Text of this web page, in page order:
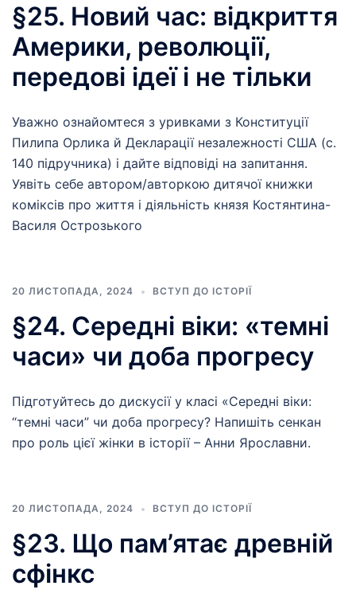
§25. Новий час: відкриття
Америки, революції,
передові ідеї і не тільки
Уважно ознайомтеся з уривками з Конституції
Пилипа Орлика й Декларації незалежності США (с.
140 підручника) і дайте відповіді на запитання.
Уявіть себе автором/авторкою дитячої книжки
коміксів про життя і діяльність князя Костянтина-
Василя Острозького
20 ЛИСТОПАДА, 2024 ВСТУП ДО ІСТОРІЇ
§24. Середні віки: «темні
часи» чи доба прогресу
Підготуйтесь до дискусії у класі «Середні віки:
“темні часи” чи доба прогресу? Напишіть сенкан
про роль цієї жінки в історії – Анни Ярославни.
20 ЛИСТОПАДА, 2024 ВСТУП ДО ІСТОРІЇ
§23. Що пам’ятає древній
сфінкс